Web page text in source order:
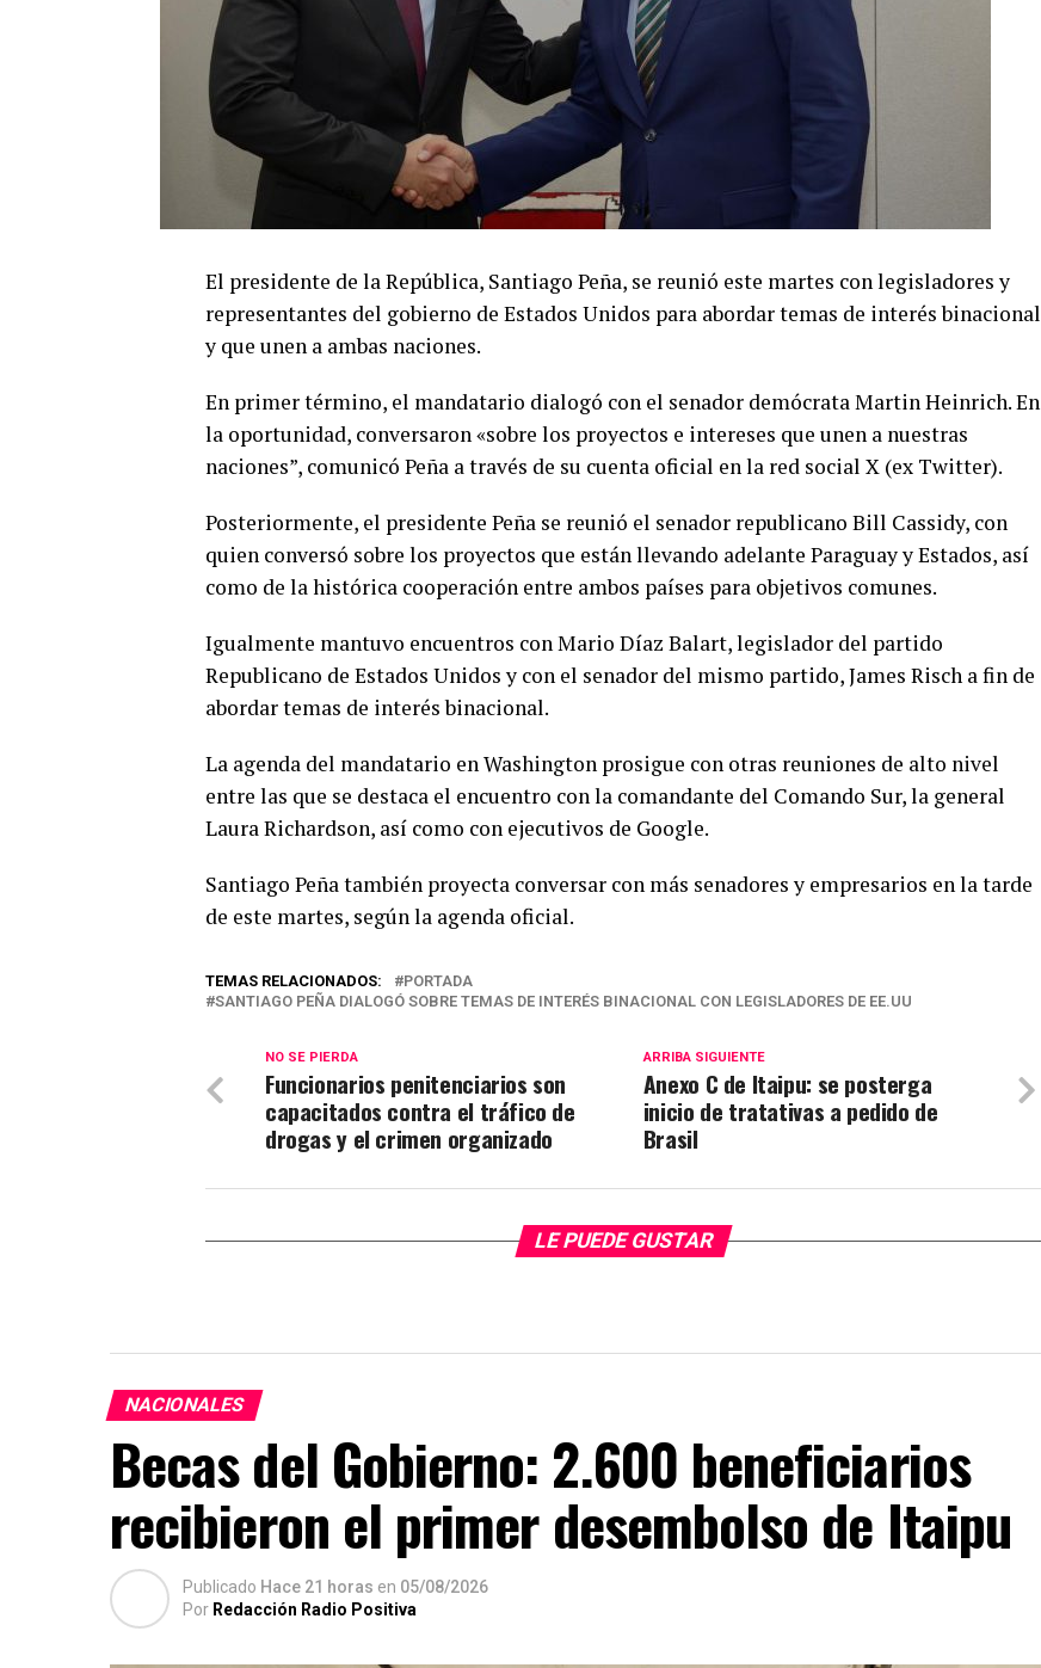
El presidente de la República, Santiago Peña, se reunió este martes con legisladores y
representantes del gobierno de Estados Unidos para abordar temas de interés binacional
y que unen a ambas naciones.
En primer término, el mandatario dialogó con el senador demócrata Martin Heinrich. En
la oportunidad, conversaron «sobre los proyectos e intereses que unen a nuestras
naciones”, comunicó Peña a través de su cuenta oficial en la red social X (ex Twitter).
Posteriormente, el presidente Peña se reunió el senador republicano Bill Cassidy, con
quien conversó sobre los proyectos que están llevando adelante Paraguay y Estados, así
como de la histórica cooperación entre ambos países para objetivos comunes.
Igualmente mantuvo encuentros con Mario Díaz Balart, legislador del partido
Republicano de Estados Unidos y con el senador del mismo partido, James Risch a fin de
abordar temas de interés binacional.
La agenda del mandatario en Washington prosigue con otras reuniones de alto nivel
entre las que se destaca el encuentro con la comandante del Comando Sur, la general
Laura Richardson, así como con ejecutivos de Google.
Santiago Peña también proyecta conversar con más senadores y empresarios en la tarde
de este martes, según la agenda oficial.
TEMAS RELACIONADOS:
PORTADA
SANTIAGO PEÑA DIALOGÓ SOBRE TEMAS DE INTERÉS BINACIONAL CON LEGISLADORES DE EE.UU
ARRIBA SIGUIENTE
Anexo C de Itaipu: se posterga
inicio de tratativas a pedido de
Brasil
NO SE PIERDA
Funcionarios penitenciarios son
capacitados contra el tráfico de
drogas y el crimen organizado
LE PUEDE GUSTAR
NACIONALES
Becas del Gobierno: 2.600 beneficiarios
recibieron el primer desembolso de Itaipu
Publicado Hace 21 horas en 05/08/2026
Por Redacción Radio Positiva